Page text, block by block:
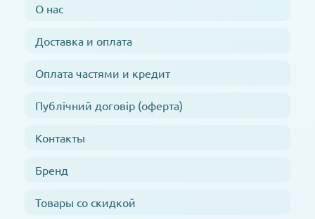
О нас
Доставка и оплата
Оплата частями и кредит
Публічний договір (оферта)
Контакты
Бренд
Товары со скидкой